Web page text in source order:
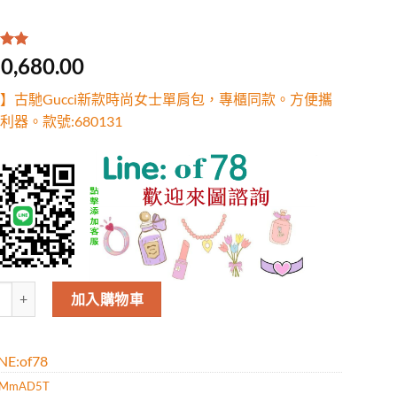
/
位
古馳Gucci新款時尚女士單肩包，專櫃同款。方便攜
器。款號:680131
Gucci新款時尚女士單肩包，專櫃同款。方便攜帶出門利器。款號
加入購物車